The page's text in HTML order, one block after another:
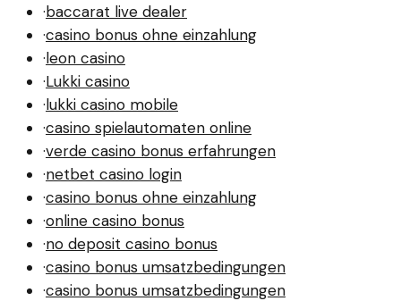
·baccarat live dealer
·casino bonus ohne einzahlung
·leon casino
·Lukki casino
·lukki casino mobile
·casino spielautomaten online
·verde casino bonus erfahrungen
·netbet casino login
·casino bonus ohne einzahlung
·online casino bonus
·no deposit casino bonus
·casino bonus umsatzbedingungen
·casino bonus umsatzbedingungen